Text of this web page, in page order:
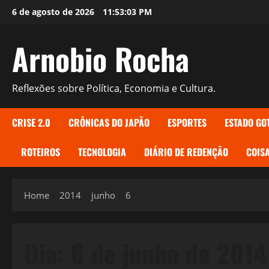
Skip6 de agosto de 2026 11:53:04 PM
Arnobio Rocha
Reflexões sobre Política, Economia e Cultura.
CRISE 2.0 CRÔNICAS DO JAPÃO ESPORTES ESTADO
ROTEIROS TECNOLOGIA DIÁRIO DE REDENÇÃO
Home 2014 junho 6